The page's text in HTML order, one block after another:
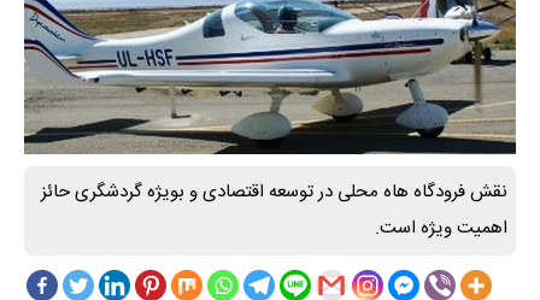
نقش فرودگاه هاه محلی در توسعه اقتصادی و بویژه گردشگری حائز
اهمیت ویژه است.